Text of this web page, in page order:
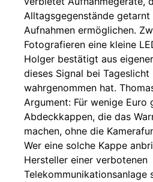
Alltagsgegenstände
Aufnahmen ermöglichen.
Fotografieren eine kleine
Holger bestätigt aus
dieses Signal bei Tageslicht
wahrgenommen hat.
Argument: Für wenige Euro
Abdeckkappen, die das
machen, ohne die
Wer eine solche Kappe
Hersteller einer verbotenen
Telekommunikationsanlage